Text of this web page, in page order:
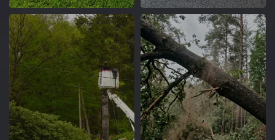
Paysagiste 18
Artisan paysagiste 18
Cher tel: 02.52.56.49.40
Pose et
changement
grillage et clôture
18